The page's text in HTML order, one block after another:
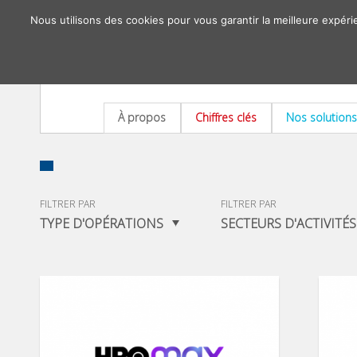
À propos Chiffres clés Nos solutions
FILTRER PAR
TYPE D'OPÉRATIONS
FILTRER PAR
SECTEURS D'ACTIVITÉS
Nous utilisons des cookies pour vous garantir la meilleure